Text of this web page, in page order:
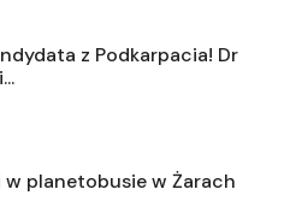
z Podkarpacia! Dr
planetobusie w Żarach